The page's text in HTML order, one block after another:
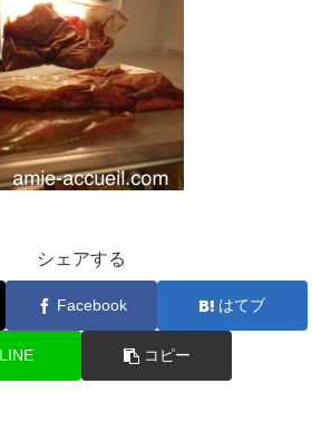
シェアする
Facebook はてブ
LINE コピー